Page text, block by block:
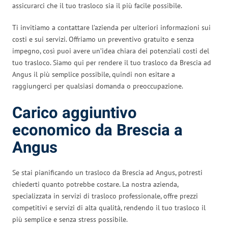
assicurarci che il tuo trasloco sia il più facile possibile.
Ti invitiamo a contattare l’azienda per ulteriori informazioni sui
costi e sui servizi. Offriamo un preventivo gratuito e senza
impegno, così puoi avere un’idea chiara dei potenziali costi del
tuo trasloco. Siamo qui per rendere il tuo trasloco da Brescia ad
Angus il più semplice possibile, quindi non esitare a
raggiungerci per qualsiasi domanda o preoccupazione.
Carico aggiuntivo
economico da Brescia a
Angus
Se stai pianificando un trasloco da Brescia ad Angus, potresti
chiederti quanto potrebbe costare. La nostra azienda,
specializzata in servizi di trasloco professionale, offre prezzi
competitivi e servizi di alta qualità, rendendo il tuo trasloco il
più semplice e senza stress possibile.